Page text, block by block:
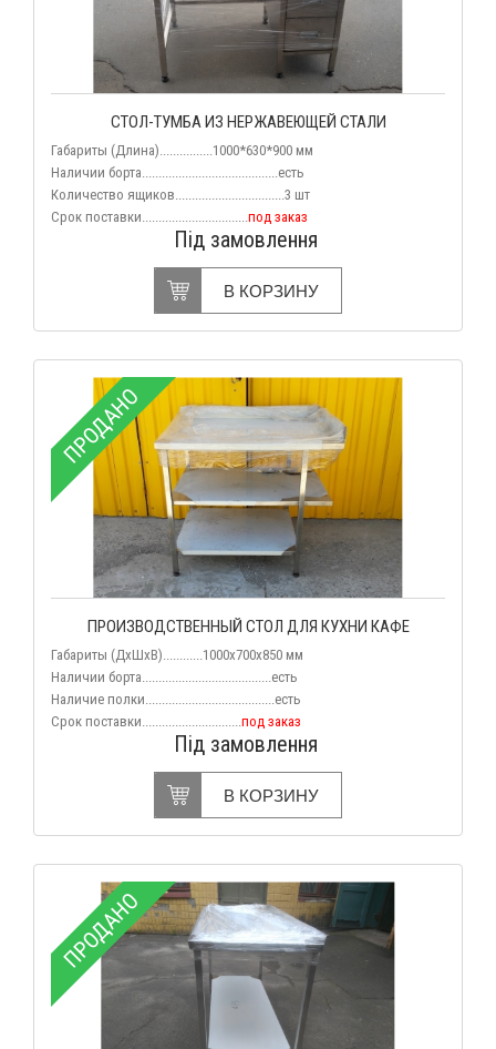
СТОЛ-ТУМБА ИЗ НЕРЖАВЕЮЩЕЙ СТАЛИ
Габариты (Длина)................1000*630*900 мм
Наличии борта.........................................есть
Количество ящиков.................................3 шт
Срок поставки................................под заказ
Під замовлення
В КОРЗИНУ
ПРОДАНО
ПРОИЗВОДСТВЕННЫЙ СТОЛ ДЛЯ КУХНИ КАФЕ
Габариты (ДхШхВ)............1000х700х850 мм
Наличии борта.......................................есть
Наличие полки.......................................есть
Срок поставки..............................под заказ
Під замовлення
В КОРЗИНУ
ПРОДАНО